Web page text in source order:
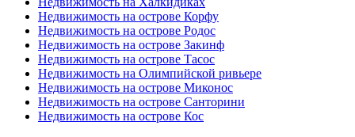
Недвижимость на острове Корфу
Недвижимость на острове Родос
Недвижимость на острове Закинф
Недвижимость на острове Тасос
Недвижимость на Олимпийской ривьере
Недвижимость на острове Миконос
Недвижимость на острове Санторини
Недвижимость на острове Кос